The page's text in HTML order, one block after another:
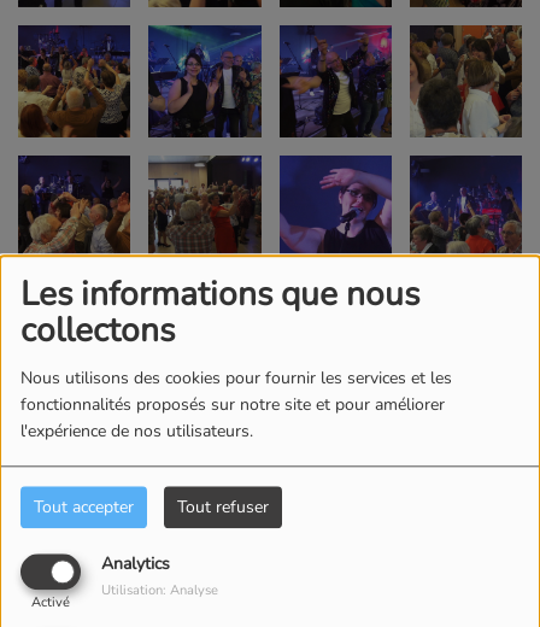
Les informations que nous
collectons
Nous utilisons des cookies pour fournir les services et les
fonctionnalités proposés sur notre site et pour améliorer
l'expérience de nos utilisateurs.
Tout accepter Tout refuser
Analytics
Activé
Utilisation: Analyse